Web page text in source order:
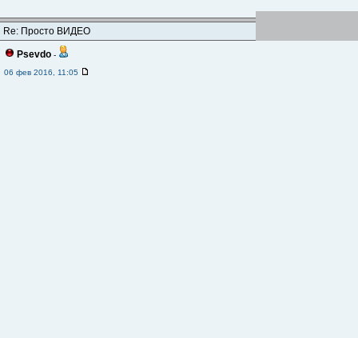
Re: Просто ВИДЕО
Psevdo -
06 фев 2016, 11:05